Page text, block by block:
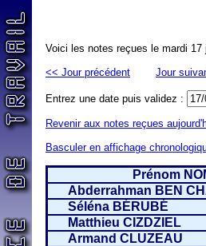
Voici les notes reçues le mardi 17
<< Jour précédent
Jour
Entrez une date puis validez :
Revenir aux notes reçues
Basculer en affichage
Prénom
Abderrahman BEN
Séléna BÉRUBÉ
Matthieu CIZDZIEL
Armand CLUZEAU